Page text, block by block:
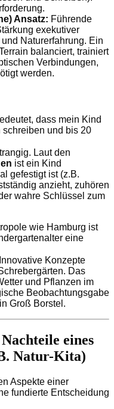
Ansatz: Führende
exekutiver
Naturerfahrung. Ein
balanciert, trainiert
Verbindungen,
werden.
dass mein Kind
und bis 20
Laut den
ist ein Kind
gefestigt ist (z.B.
anzieht, zuhören
wahre Schlüssel zum
wie Hamburg ist
eine
Konzepte
Das
und Pflanzen im
Beobachtungsgabe
Groß Borstel.
eines
Natur-Kita)
Aspekte einer
fundierte Entscheidung